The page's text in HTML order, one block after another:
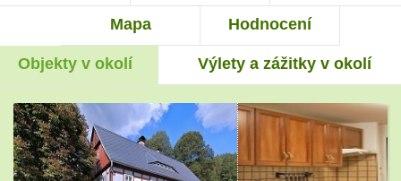
Mapa Hodnocení
Objekty v okolí Výlety a zážitky v okolí